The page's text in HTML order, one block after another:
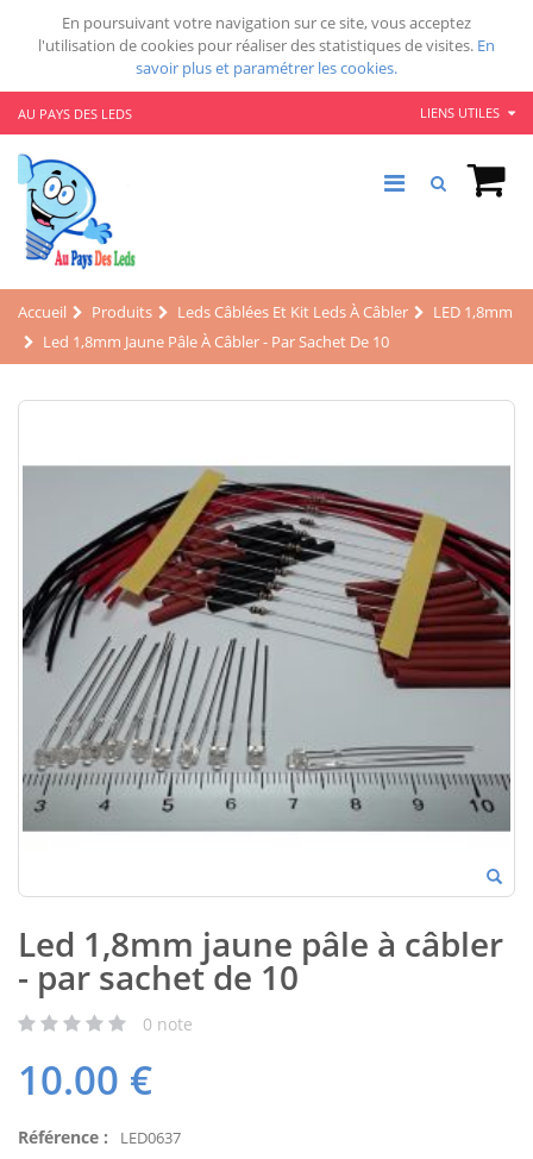
En poursuivant votre navigation sur ce site, vous acceptez
l'utilisation de cookies pour réaliser des statistiques de visites. En
savoir plus et paramétrer les cookies.
AU PAYS DES LEDS LIENS UTILES
Accueil Produits Leds Câblées Et Kit Leds À Câbler
LED 1,8mm
Led 1,8mm Jaune Pâle À Câbler - Par Sachet De 10
Led 1,8mm jaune pâle à câbler
- par sachet de 10
0 note
10.00 €
Référence : LED0637